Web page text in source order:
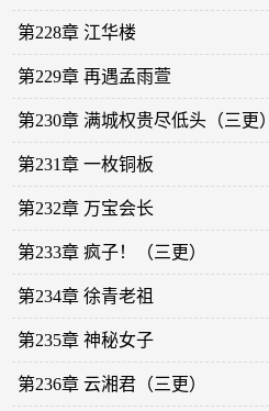
第228章 江华楼
第229章 再遇孟雨萱
第230章 满城权贵尽低头（三更）
第231章 一枚铜板
第232章 万宝会长
第233章 疯子！（三更）
第234章 徐青老祖
第235章 神秘女子
第236章 云湘君（三更）